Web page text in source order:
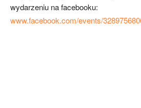
wydarzeniu na facebooku:
www.facebook.com/events/